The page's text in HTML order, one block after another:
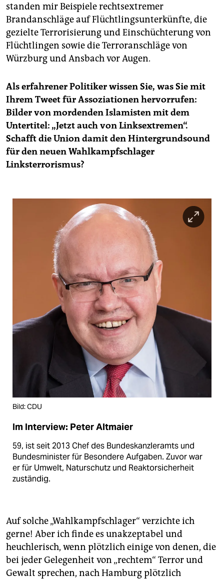
standen mir Beispiele rechtsextremer
Brandanschläge auf Flüchtlingsunterkünfte, die
gezielte Terrorisierung und Einschüchterung von
Flüchtlingen sowie die Terroranschläge von
Würzburg und Ansbach vor Augen.
Als erfahrener Politiker wissen Sie, was Sie mit
Ihrem Tweet für Assoziationen hervorrufen:
Bilder von mordenden Islamisten mit dem
Untertitel: „Jetzt auch von Linksextremen“.
Schafft die Union damit den Hintergrundsound
für den neuen Wahlkampfschlager
Linksterrorismus?
Bild: CDU
Im Interview: Peter Altmaier
59, ist seit 2013 Chef des Bundeskanzleramts und
Bundesminister für Besondere Aufgaben. Zuvor war
er für Umwelt, Naturschutz und Reaktorsicherheit
zuständig.
Auf solche „Wahlkampfschlager“ verzichte ich
gerne! Aber ich finde es unakzeptabel und
heuchlerisch, wenn plötzlich einige von denen, die
bei jeder Gelegenheit von „rechtem“ Terror und
Gewalt sprechen, nach Hamburg plötzlich